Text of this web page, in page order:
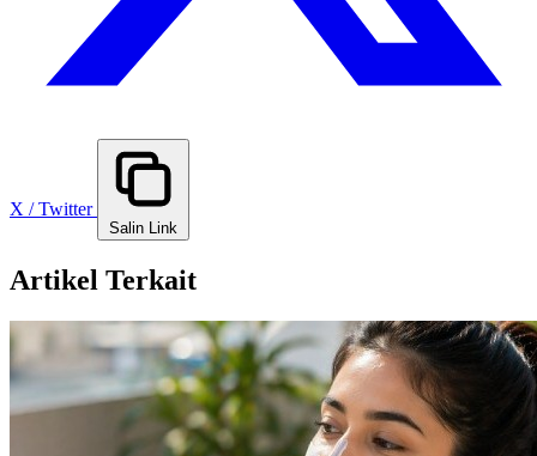
X / Twitter
Salin Link
Artikel Terkait